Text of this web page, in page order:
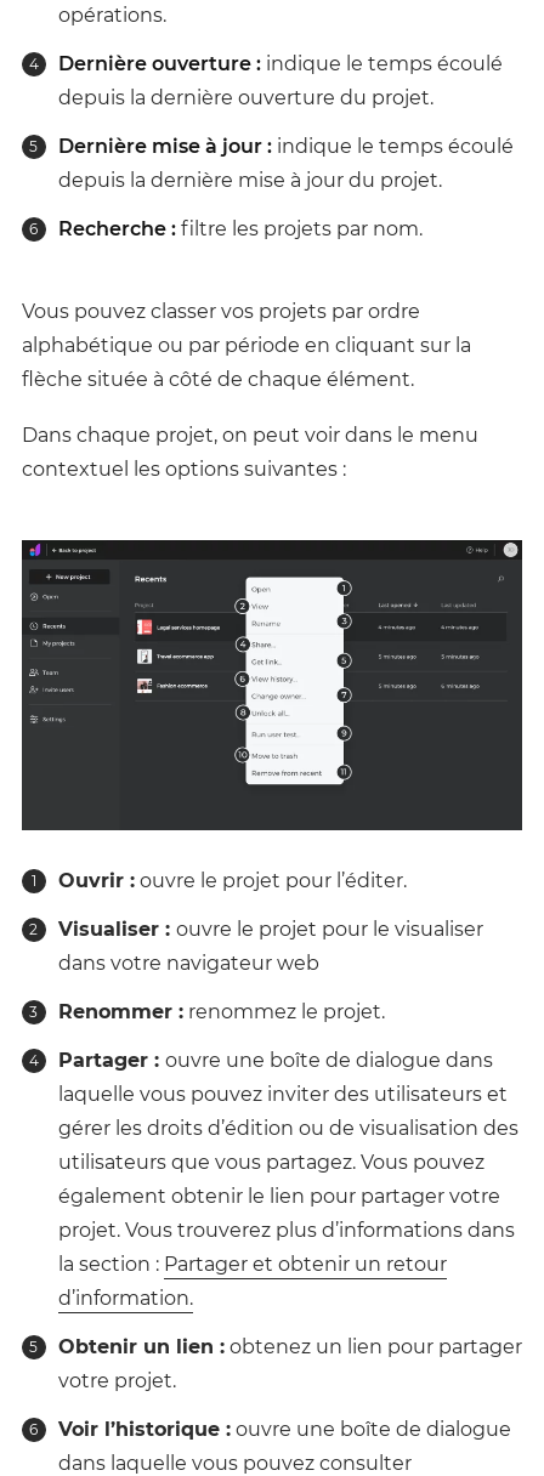
opérations.
Dernière ouverture :indique le temps écoulé
depuis la dernière ouverture du projet.
Dernière mise à jour :indique le temps écoulé
depuis la dernière mise à jour du projet.
Recherche :filtre les projets par nom.
Vous pouvez classer vos projets par ordre
alphabétique ou par période en cliquant sur la
flèche située à côté de chaque élément.
Dans chaque projet, on peut voir dans le menu
contextuel les options suivantes :
Ouvrir :ouvre le projet pour l’éditer.
Visualiser : ouvre le projet pour le visualiser
dans votre navigateur web
Renommer :renommez le projet.
Partager : ouvre une boîte de dialogue dans
laquelle vous pouvez inviter des utilisateurs et
gérer les droits d’édition ou de visualisation des
utilisateurs que vous partagez. Vous pouvez
également obtenir le lien pour partager votre
projet. Vous trouverez plus d’informations dans
la section : Partager et obtenir un retour
d’information.
Obtenir un lien :obtenez un lien pour partager
votre projet.
Voir l’historique :ouvre une boîte de dialogue
dans laquelle vous pouvez consulter